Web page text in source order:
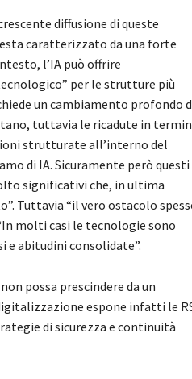
diffusione di queste
caratterizzato da una forte
l’IA può offrire
per le strutture più
un cambiamento profondo
tuttavia le ricadute in
strutturate all’interno del
di IA. Sicuramente però questi
significativi che, in ultima
Tuttavia “il vero ostacolo
molti casi le tecnologie sono
e abitudini consolidate”.
possa prescindere da un
espone infatti le
di sicurezza e continuità